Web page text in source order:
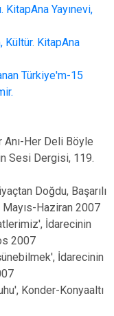
KitapAna Yayınevi,
Kültür. KitapAna
Türkiye'm-15
Her Deli Böyle
Sesi Dergisi, 119.
Doğdu, Başarılı
Haziran 2007
İdarecinin
2007
İdarecinin
Konder-Konyaaltı